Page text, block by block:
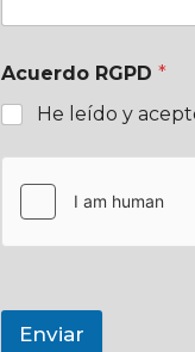
Acuerdo RGPD *
He leído y
Enviar